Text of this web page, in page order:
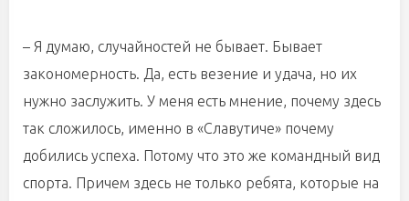
– Я думаю, случайностей не бывает. Бывает
закономерность. Да, есть везение и удача, но их
нужно заслужить. У меня есть мнение, почему здесь
так сложилось, именно в «Славутиче» почему
добились успеха. Потому что это же командный вид
спорта. Причем здесь не только ребята, которые на